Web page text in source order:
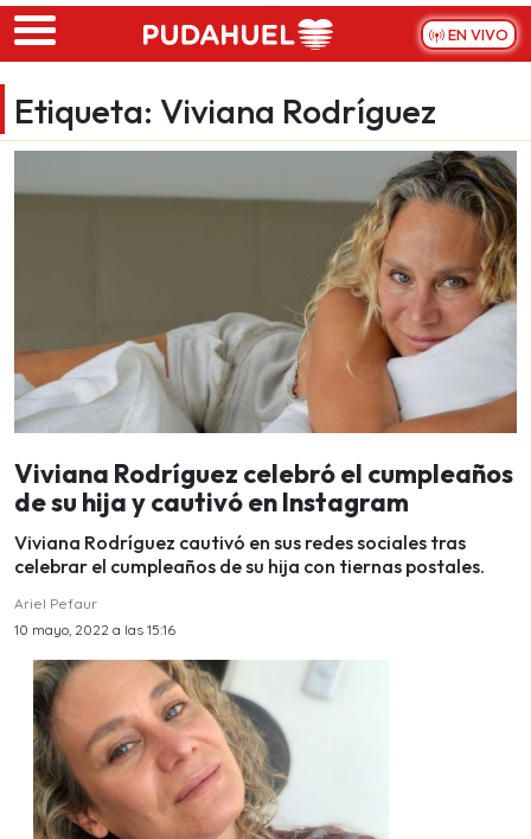
Skip to main content
EN VIVO
Etiqueta: Viviana Rodríguez
Viviana Rodríguez celebró el cumpleaños
de su hija y cautivó en Instagram
Viviana Rodríguez cautivó en sus redes sociales tras
celebrar el cumpleaños de su hija con tiernas postales.
Ariel Pefaur
10 mayo, 2022 a las 15:16